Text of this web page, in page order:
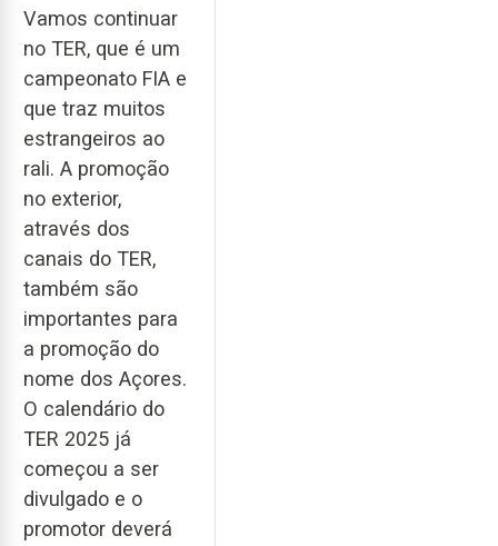
Vamos continuar
no TER, que é um
campeonato FIA e
que traz muitos
estrangeiros ao
rali. A promoção
no exterior,
através dos
canais do TER,
também são
importantes para
a promoção do
nome dos Açores.
O calendário do
TER 2025 já
começou a ser
divulgado e o
promotor deverá